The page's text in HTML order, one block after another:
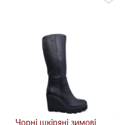
Чорні шкіряні зимові